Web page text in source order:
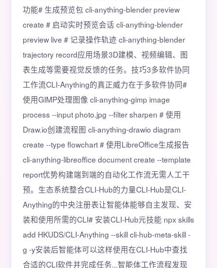
功能# 生成预览包 cli-anything-blender preview
create # 启动实时预览会话 cli-anything-blender
preview live # 记录操作轨迹 cli-anything-blender
trajectory record应用场景3D建模、视频编辑、图
表生成等需要视觉反馈的任务。技巧3多软件协同
工作流CLI-Anything的真正威力在于多软件协同#
使用GIMP处理图像 cli-anything-gimp image
process --input photo.jpg --filter sharpen # 使用
Draw.io创建流程图 cli-anything-drawio diagram
create --type flowchart # 使用LibreOffice生成报告
cli-anything-libreoffice document create --template
report优势构建端到端的自动化工作流无需人工干
预。生态系统整合CLI-Hub的力量CLI-Hub是CLI-
Anything的中央注册表让智能体能够自主发现、安
装和使用所需的CLI# 安装CLI-Hub元技能 npx skills
add HKUDS/CLI-Anything --skill cli-hub-meta-skill -
g -y安装后智能体可以这样使用在CLI-Hub中查找
合适的CLI软件并完成任务...智能体工作流程发现